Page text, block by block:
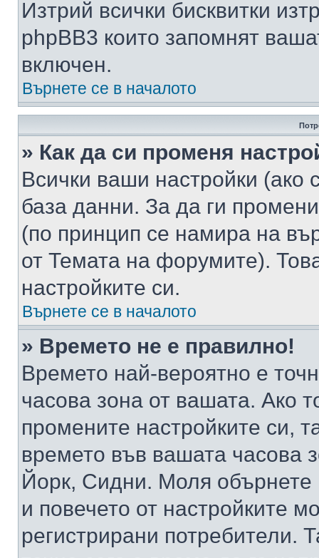
Изтрий всички бисквитки
phpBB3 които запомнят
включен.
Върнете се в началото
» Как да си променя
Всички ваши настройки (ако
база данни. За да ги
(по принцип се намира на
от Темата на форумите).
настройките си.
Върнете се в началото
» Времето не е правилно!
Времето най-вероятно е
часова зона от вашата. Ако
промените настройките си,
времето във вашата
Йорк, Сидни. Моля обърнете
и повечето от настройките
регистрирани потребители.